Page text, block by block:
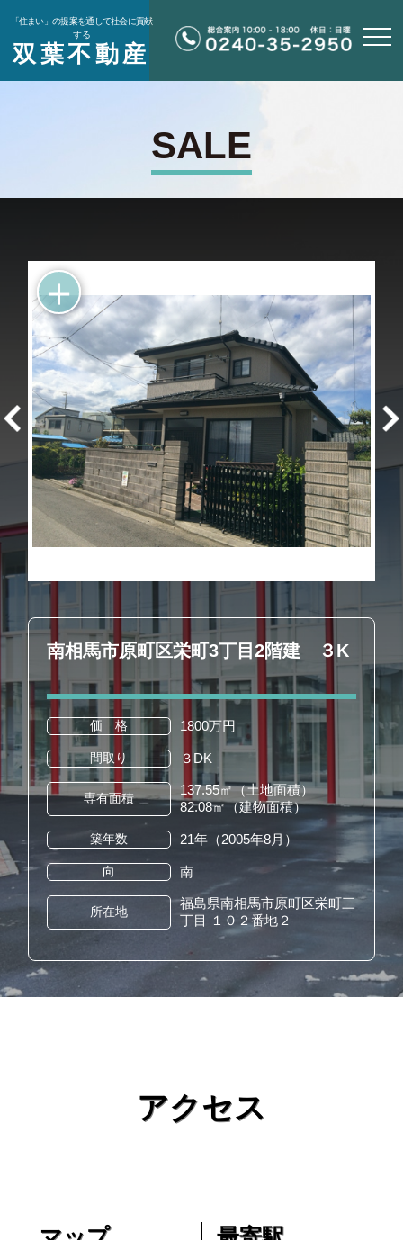
「住まい」の提案を通して社会に貢献
する
双葉不動産
SALE
南相馬市原町区栄町3丁目2階建 ３K
価 格 1800万円
間取り ３DK
専有面積
137.55㎡（土地面積）
82.08㎡（建物面積）
築年数 21年（2005年8月）
向 南
所在地
福島県南相馬市原町区栄町三
丁目 １０２番地２
アクセス